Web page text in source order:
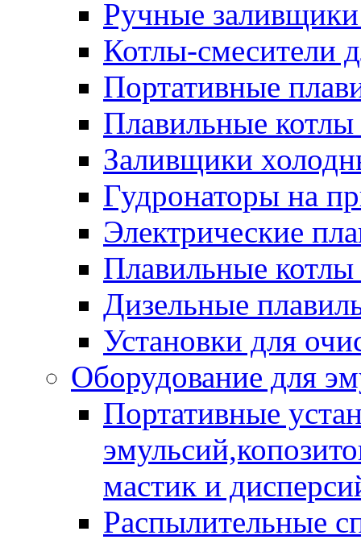
Ручные заливщики
Котлы-смесители
Портативные
Плавильные
Заливщики
Гудронаторы на
Электрические
Плавильные
Дизельные
Установки для
Оборудование для
Портативные
мастик и
Распылительные